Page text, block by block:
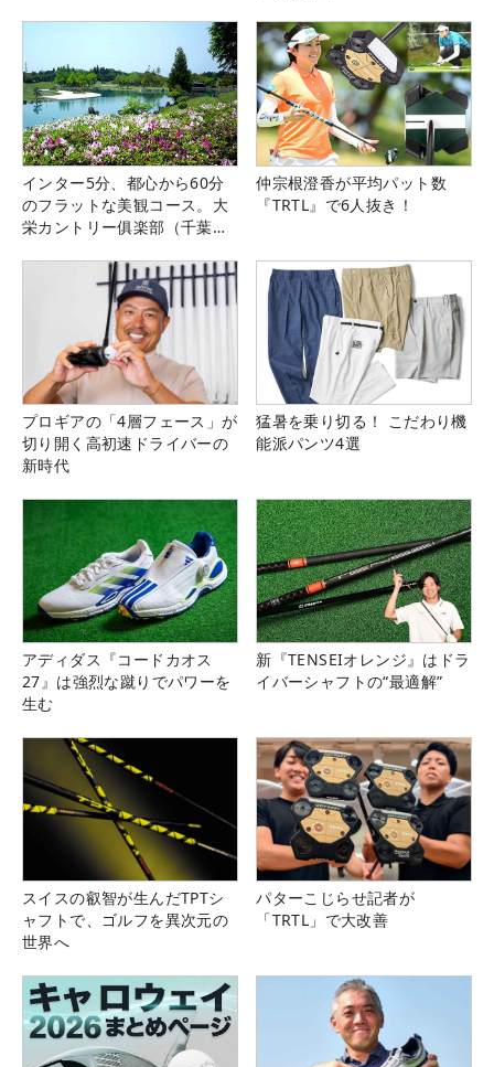
インター5分、都心から60分
のフラットな美観コース。大
栄カントリー俱楽部（千葉
仲宗根澄香が平均パット数
『TRTL』で6人抜き！
プロギアの「4層フェース」が
切り開く高初速ドライバーの
新時代
猛暑を乗り切る！ こだわり機
能派パンツ4選
アディダス『コードカオス
27』は強烈な蹴りでパワーを
生む
新『TENSEIオレンジ』はドラ
イバーシャフトの“最適解”
スイスの叡智が生んだTPTシ
ャフトで、ゴルフを異次元の
世界へ
パターこじらせ記者が
「TRTL」で大改善